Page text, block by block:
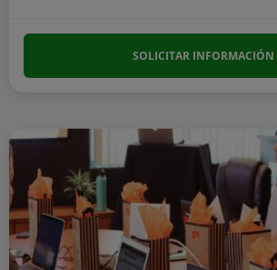
SOLICITAR INFORMACIÓN